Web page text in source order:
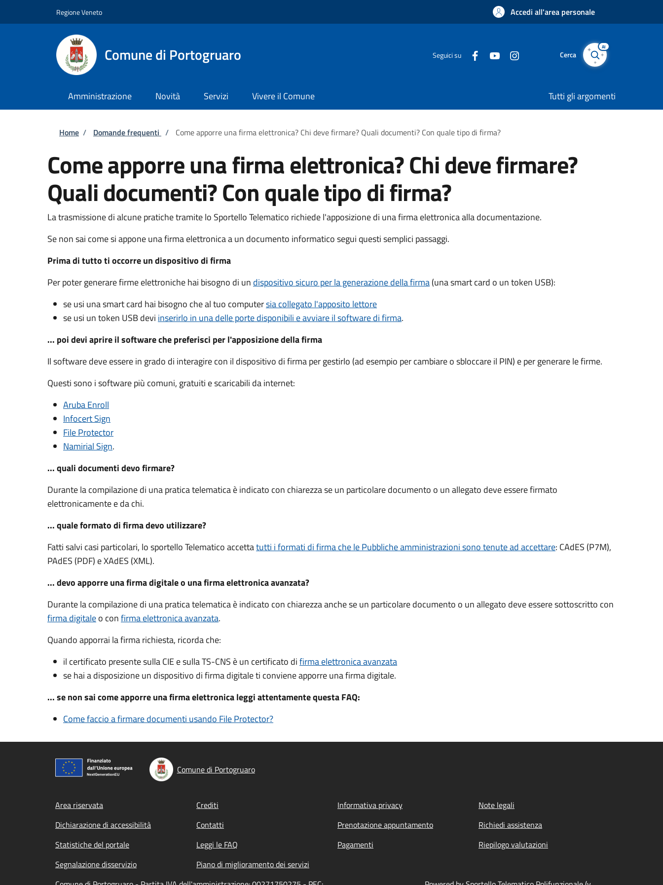
Regione Veneto Accedi all'area personale
Comune di Portogruaro Seguici su Cerca
AI
Amministrazione Novità Servizi Vivere il Comune Tutti gli argomenti
Briciole di pane
Home / Domande frequenti / Come apporre una firma elettronica? Chi deve firmare? Quali documenti? Con quale tipo di firma?
Come apporre una firma elettronica? Chi deve firmare?
Quali documenti? Con quale tipo di firma?
La trasmissione di alcune pratiche tramite lo Sportello Telematico richiede l'apposizione di una firma elettronica alla documentazione.
Se non sai come si appone una firma elettronica a un documento informatico segui questi semplici passaggi.
Prima di tutto ti occorre un dispositivo di firma
Per poter generare firme elettroniche hai bisogno di un dispositivo sicuro per la generazione della firma(una smart card o un token USB):
se usi una smart card hai bisogno che al tuo computersia collegato l'apposito lettore
se usi un token USB devi inserirlo in una delle porte disponibili e avviare il software di firma.
... poi devi aprire il software che preferisci per l'apposizione della firma
Il software deve essere in grado di interagire con il dispositivo di firma per gestirlo (ad esempio per cambiare o sbloccare il PIN) e per generare le firme.
Questi sono i software più comuni, gratuiti e scaricabili da internet:
Aruba Enroll
Infocert Sign
File Protector
Namirial Sign.
... quali documenti devo firmare?
Durante la compilazione di una pratica telematica è indicato con chiarezza se un particolare documento o un allegato deve essere firmato
elettronicamente e da chi.
... quale formato di firma devo utilizzare?
Fatti salvi casi particolari, lo sportello Telematico accettatutti i formati di firma che le Pubbliche amministrazioni sono tenute ad accettare: CAdES (P7M),
PAdES (PDF) e XAdES (XML).
... devo apporre una firma digitale o una firma elettronica avanzata?
Durante la compilazione di una pratica telematica è indicato con chiarezza anche se un particolare documento o un allegato deve essere sottoscritto con
firma digitaleo confirma elettronica avanzata.
Quando apporrai la firma richiesta, ricorda che:
il certificato presente sulla CIE e sulla TS-CNS è un certificato difirma elettronica avanzata
se hai a disposizione un dispositivo di firma digitale ti conviene apporre una firma digitale.
... se non sai come apporre una firma elettronica leggi attentamente questa FAQ:
Come faccio a firmare documenti usando File Protector?
Comune di Portogruaro
Footer menu
Area riservata Crediti Informativa privacy
Note legali
Dichiarazione di accessibilità
Contatti Prenotazione appuntamento
Richiedi assistenza
Statistiche del portale
Leggi le FAQ Pagamenti
Riepilogo valutazioni
Segnalazione disservizio
Piano di miglioramento dei servizi